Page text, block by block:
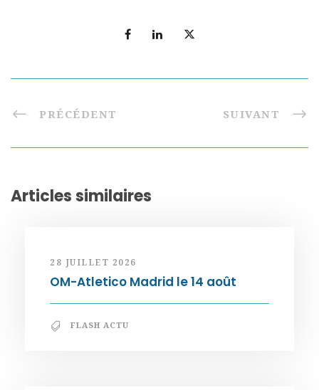
PRÉCÉDENT SUIVANT
Articles similaires
28 JUILLET 2026
OM-Atletico Madrid le 14 août
FLASH ACTU